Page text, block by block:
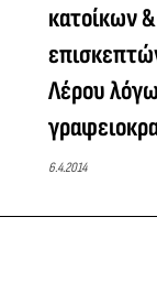
κατοίκων &
Λέρου λόγω
6.4.2014